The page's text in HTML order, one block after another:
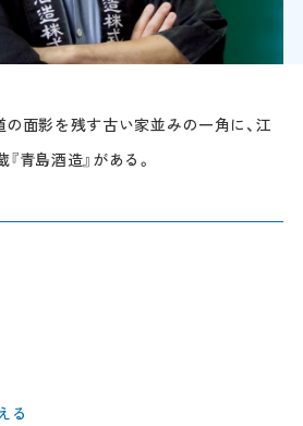
面影を残す古い家並みの一角に、江
青島酒造』がある。
る